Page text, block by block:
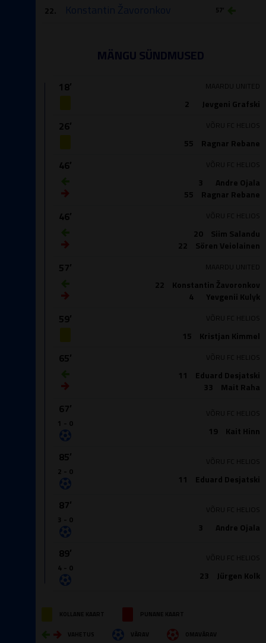
22. 57′
Konstantin Žavoronkov
MÄNGU SÜNDMUSED
18′
2 Jevgeni Grafski
MAARDU UNITED
26′
55 Ragnar Rebane
VÕRU FC HELIOS
46′
3
Andre Ojala
55
Ragnar Rebane
VÕRU FC HELIOS
46′
20
Siim Salandu
22
Sören Veiolainen
VÕRU FC HELIOS
57′
22
Konstantin Žavoronkov
4
Yevgenii Kulyk
MAARDU UNITED
59′
15 Kristjan Kimmel
VÕRU FC HELIOS
65′
11
Eduard Desjatski
33
Mait Raha
VÕRU FC HELIOS
67′
1 - 0
19 Kait Hinn
VÕRU FC HELIOS
85′
2 - 0
11 Eduard Desjatski
VÕRU FC HELIOS
87′
3 - 0
3 Andre Ojala
VÕRU FC HELIOS
89′
4 - 0
23 Jürgen Kolk
VÕRU FC HELIOS
KOLLANE KAART PUNANE KAART
VAHETUS VÄRAV OMAVÄRAV